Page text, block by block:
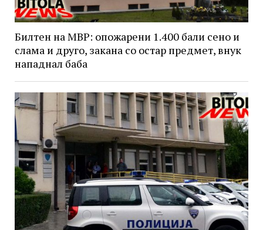
Билтен на МВР: опожарени 1.400 бали сено и
слама и друго, закана со остар предмет, внук
нападнал баба